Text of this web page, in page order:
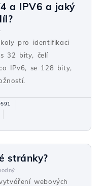
a IPV6 a jaký
pro identifikaci
32 bity, čelí
IPv6, se 128 bity,
stránky?
webových